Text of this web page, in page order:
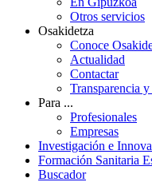
Otros servicios
Osakidetza
Conoce
Actualidad
Contactar
Transparencia
Para ...
Profesionales
Empresas
Investigación e
Formación Sanitaria
Buscador